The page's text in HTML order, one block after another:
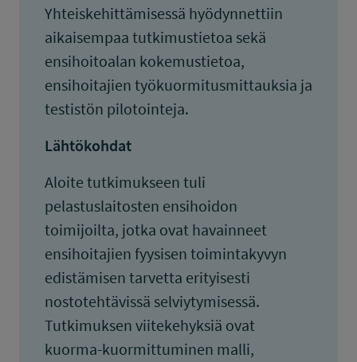
Yhteiskehittämisessä hyödynnettiin
aikaisempaa tutkimustietoa sekä
ensihoitoalan kokemustietoa,
ensihoitajien työkuormitusmittauksia ja
testistön pilotointeja.
Lähtökohdat
Aloite tutkimukseen tuli
pelastuslaitosten ensihoidon
toimijoilta, jotka ovat havainneet
ensihoitajien fyysisen toimintakyvyn
edistämisen tarvetta erityisesti
nostotehtävissä selviytymisessä.
Tutkimuksen viitekehyksiä ovat
kuorma-kuormittuminen malli,